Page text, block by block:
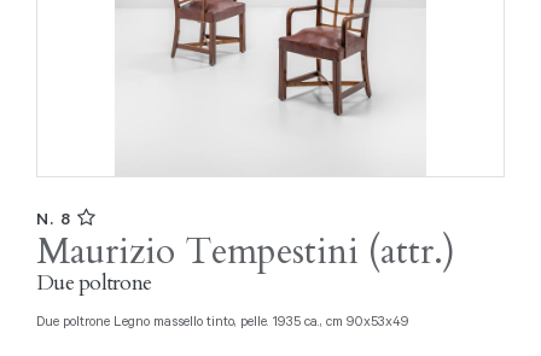
N. 8
Maurizio Tempestini (attr.)
Due poltrone
Due poltrone Legno massello tinto, pelle. 1935 ca., cm 90x53x49